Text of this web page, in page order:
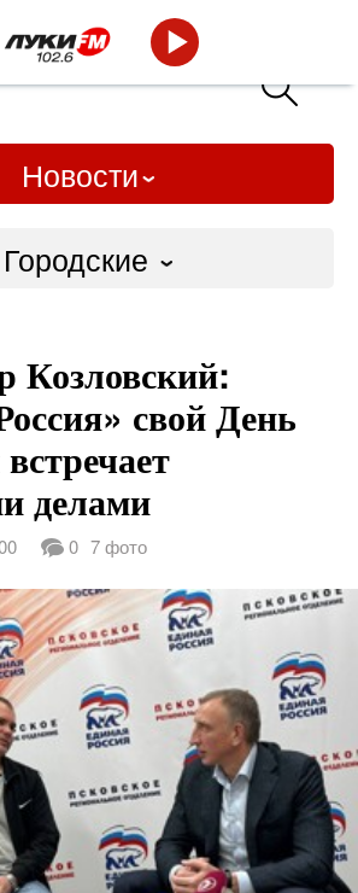
Новости
Городские
Слово Дело
Народные
ВТРК
Козловский:
свой День
делами
0 7 фото